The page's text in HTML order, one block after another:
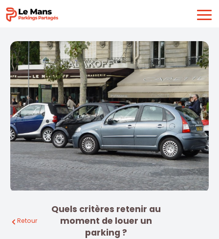
Retour
Quels critères retenir au
moment de louer un
parking ?